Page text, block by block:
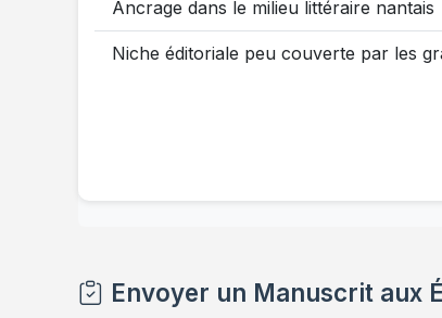
Ancrage dans le milieu littéraire nantais
Niche éditoriale peu couverte par les
Envoyer un Manuscrit aux